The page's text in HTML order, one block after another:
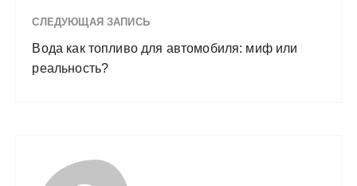
СЛЕДУЮЩАЯ ЗАПИСЬ
Вода как топливо для автомобиля: миф или
реальность?